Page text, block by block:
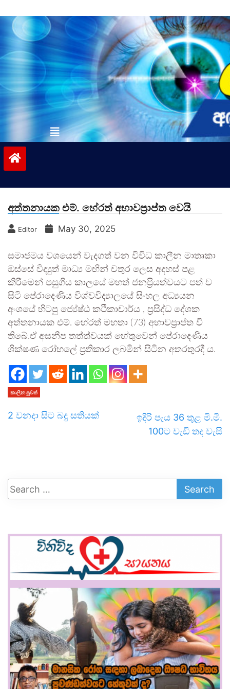
to
contentvinivida.lk
අත්තනායක එම්. හේරත් අභාවප්‍රාප්ත වෙයි
Editor May 30, 2025
සමාජමය වශයෙන් වැදගත් වන විවිධ කාලීන මාතෘකා
ඔස්සේ විද්‍යුත් මාධ්‍ය මඟින් චතුර ලෙස අදහස් පළ
කිරීමෙන් පසුගිය කාලයේ මහත් ජනප්‍රියත්වයට පත් ව
සිටි පේරාදෙණිය විශ්වවිද්‍යාලයේ සිංහල අධ්‍යයන
අංශයේ හිටපු ජ්‍යේෂ්ඨ කථිකාචාර්ය , ප්‍රසිද්ධ දේශක
අත්තනායක එම්. හේරත් මහතා (73) අභාවප්‍රාප්ත වී
තිබේ.ඒ අසනීප තත්ත්වයක් හේතුවෙන් පේරාදෙණිය
ශික්ෂණ රෝහලේ ප්‍රතිකාර ලබමින් සිටින අතරතුරදී ය.
කාලීන පුවත්
2 වනදා සිට බදු සතියක්
ඉදිරි පැය 36 තුළ මි.මී.
100ට වැඩි තද වැසි